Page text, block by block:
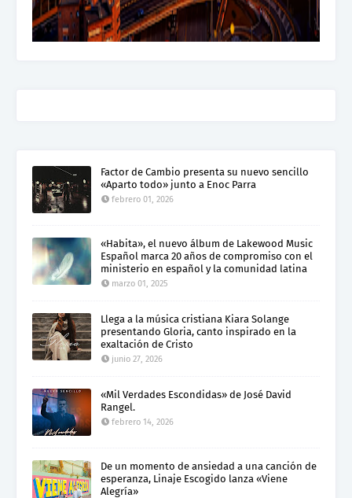
Factor de Cambio presenta su nuevo sencillo
«Aparto todo» junto a Enoc Parra
febrero 01, 2026
«Habita», el nuevo álbum de Lakewood Music
Español marca 20 años de compromiso con el
ministerio en español y la comunidad latina
marzo 01, 2025
Llega a la música cristiana Kiara Solange
presentando Gloria, canto inspirado en la
exaltación de Cristo
junio 27, 2026
«Mil Verdades Escondidas» de José David
Rangel.
febrero 14, 2026
De un momento de ansiedad a una canción de
esperanza, Linaje Escogido lanza «Viene
Alegría»